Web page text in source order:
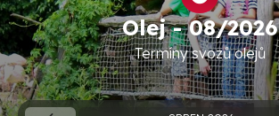
Olej -08/2026
Termíny svozů olejů